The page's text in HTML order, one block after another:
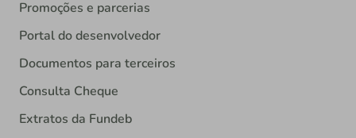
Promoções e parcerias
Portal do desenvolvedor
Documentos para terceiros
Consulta Cheque
Extratos da Fundeb